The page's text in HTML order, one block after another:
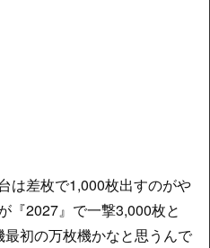
は差枚で1,000枚出すのがや
『2027』で一撃3,000枚と
初の万枚機かなと思うんで